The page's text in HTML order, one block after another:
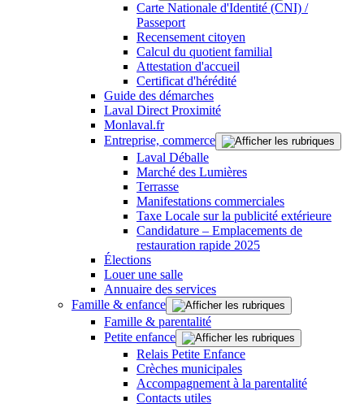
Carte Nationale d'Identité (CNI) /
Passeport
Recensement citoyen
Calcul du quotient familial
Attestation d'accueil
Certificat d'hérédité
Guide des démarches
Laval Direct Proximité
Monlaval.fr
Entreprise, commerce
Laval Déballe
Marché des Lumières
Terrasse
Manifestations commerciales
Taxe Locale sur la publicité extérieure
Candidature – Emplacements de
restauration rapide 2025
Élections
Louer une salle
Annuaire des services
Famille & enfance
Famille & parentalité
Petite enfance
Relais Petite Enfance
Crèches municipales
Accompagnement à la parentalité
Contacts utiles